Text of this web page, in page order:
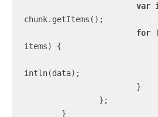
var
chunk.getItems();
for (
items) {
intln(data);